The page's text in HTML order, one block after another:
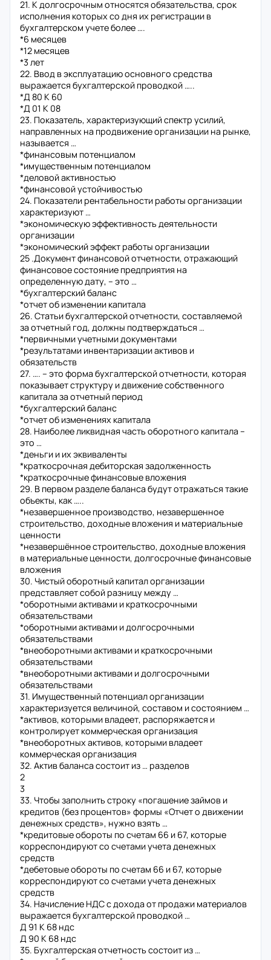
21. К долгосрочным относятся обязательства, срок
исполнения которых со дня их регистрации в
бухгалтерском учете более ….
*6 месяцев
*12 месяцев
*3 лет
22. Ввод в эксплуатацию основного средства
выражается бухгалтерской проводкой …..
*Д 80 К 60
*Д 01 К 08
23. Показатель, характеризующий спектр усилий,
направленных на продвижение организации на рынке,
называется …
*финансовым потенциалом
*имущественным потенциалом
*деловой активностью
*финансовой устойчивостью
24. Показатели рентабельности работы организации
характеризуют …
*экономическую эффективность деятельности
организации
*экономический эффект работы организации
25 .Документ финансовой отчетности, отражающий
финансовое состояние предприятия на
определенную дату, – это …
*бухгалтерский баланс
*отчет об изменении капитала
26. Статьи бухгалтерской отчетности, составляемой
за отчетный год, должны подтверждаться …
*первичными учетными документами
*результатами инвентаризации активов и
обязательств
27. …. – это форма бухгалтерской отчетности, которая
показывает структуру и движение собственного
капитала за отчетный период
*бухгалтерский баланс
*отчет об изменениях капитала
28. Наиболее ликвидная часть оборотного капитала –
это …
*деньги и их эквиваленты
*краткосрочная дебиторская задолженность
*краткосрочные финансовые вложения
29. В первом разделе баланса будут отражаться такие
объекты, как …..
*незавершенное производство, незавершенное
строительство, доходные вложения и материальные
ценности
*незавершённое строительство, доходные вложения
в материальные ценности, долгосрочные финансовые
вложения
30. Чистый оборотный капитал организации
представляет собой разницу между …
*оборотными активами и краткосрочными
обязательствами
*оборотными активами и долгосрочными
обязательствами
*внеоборотными активами и краткосрочными
обязательствами
*внеоборотными активами и долгосрочными
обязательствами
31. Имущественный потенциал организации
характеризуется величиной, составом и состоянием …
*активов, которыми владеет, распоряжается и
контролирует коммерческая организация
*внеоборотных активов, которыми владеет
коммерческая организация
32. Актив баланса состоит из … разделов
2
3
33. Чтобы заполнить строку «погашение займов и
кредитов (без процентов» формы «Отчет о движении
денежных средств», нужно взять …
*кредитовые обороты по счетам 66 и 67, которые
корреспондируют со счетами учета денежных
средств
*дебетовые обороты по счетам 66 и 67, которые
корреспондируют со счетами учета денежных
средств
34. Начисление НДС с дохода от продажи материалов
выражается бухгалтерской проводкой …
Д 91 К 68 ндс
Д 90 К 68 ндс
35. Бухгалтерская отчетность состоит из …